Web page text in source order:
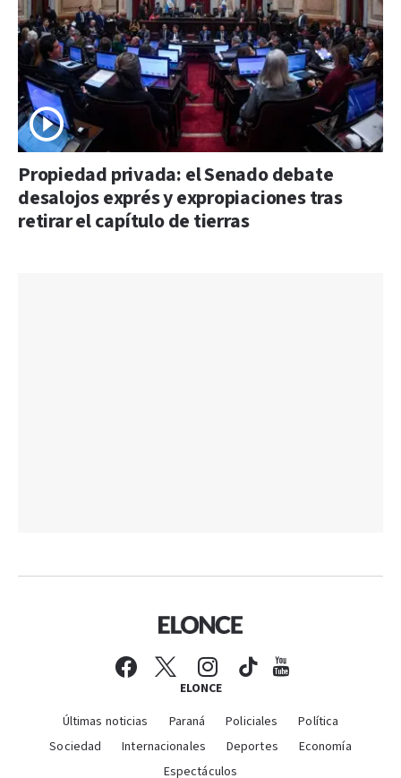
Propiedad privada: el Senado debate
desalojos exprés y expropiaciones tras
retirar el capítulo de tierras
ELONCE
Últimas noticias Paraná Policiales
Política
Sociedad
Internacionales Deportes
Economía
Espectáculos